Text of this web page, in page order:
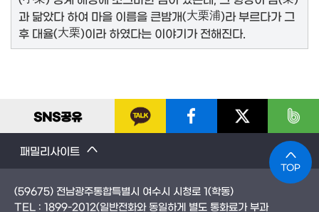
과 닮았다 하여 마을 이름을 큰밤개(大栗浦)라 부르다가 그
후 대율(大栗)이라 하였다는 이야기가 전해진다.
SNS공유
패밀리사이트
TOP
(59675) 전남광주통합특별시 여수시 시청로 1(학동)
TEL : 1899-2012(일반전화와 동일하게 별도 통화료가 부과